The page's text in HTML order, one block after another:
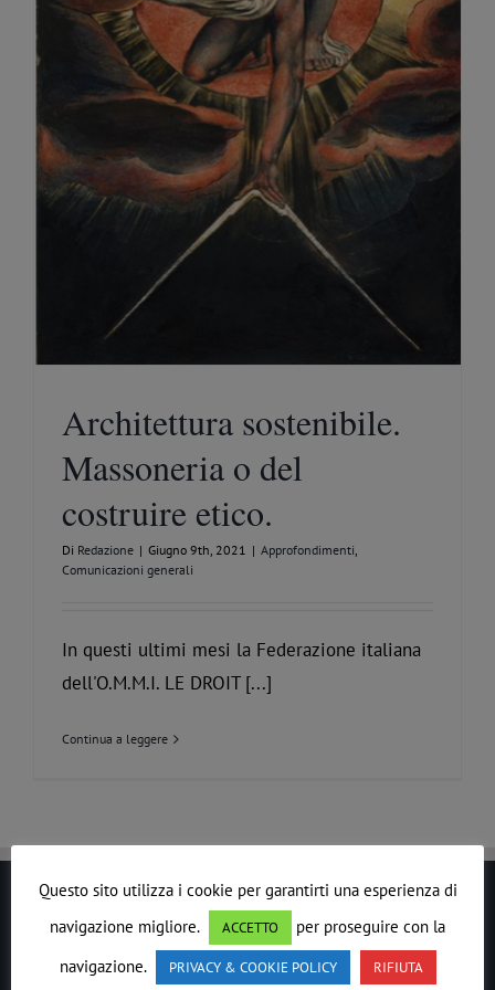
Architettura sostenibile.
Massoneria o del
costruire etico.
Di Redazione | Giugno 9th, 2021 | Approfondimenti,
Comunicazioni generali
In questi ultimi mesi la Federazione italiana
dell'O.M.M.I. LE DROIT [...]
Continua a leggere
LE DROIT HUMAIN
In ogni epoca il Lavoro Massonicosi è evoluto
Questo sito utilizza i cookie per garantirti una esperienza di
navigazione migliore.
ACCETTO
per proseguire con la
navigazione.
PRIVACY & COOKIE POLICY RIFIUTA